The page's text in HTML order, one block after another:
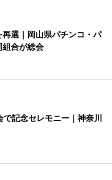
再選｜岡山県パチンコ・パ
組合が総会
記念セレモニー｜神奈川